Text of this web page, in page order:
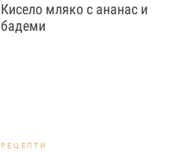
Кисело мляко с ананас и
бадеми
РЕЦЕПТИ